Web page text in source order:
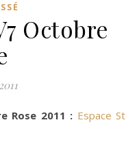
Octobre
Rose 2011 : Espace St